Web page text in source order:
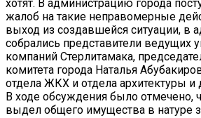
хотят. В администрацию города
жалоб на такие неправомерные
выход из создавшейся ситуации, в
собрались представители ведущих
компаний Стерлитамака,
комитета города Наталья
отдела ЖКХ и отдела архитектуры и
В ходе обсуждения было отмечено,
выдел общего имущества в натуре